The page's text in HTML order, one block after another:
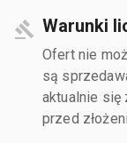
Warunki
Ofert nie
są
aktualnie się
przed